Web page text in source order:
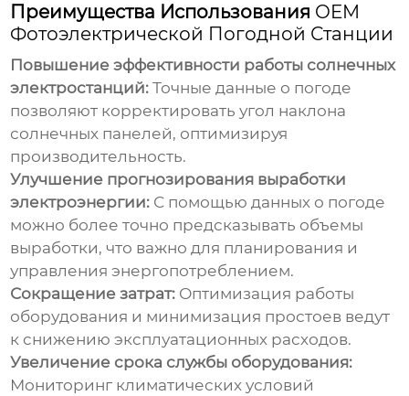
Преимущества Использования OEM
Фотоэлектрической Погодной Станции
Повышение эффективности работы солнечных
электростанций: Точные данные о погоде
позволяют корректировать угол наклона
солнечных панелей, оптимизируя
производительность.
Улучшение прогнозирования выработки
электроэнергии: С помощью данных о погоде
можно более точно предсказывать объемы
выработки, что важно для планирования и
управления энергопотреблением.
Сокращение затрат: Оптимизация работы
оборудования и минимизация простоев ведут
к снижению эксплуатационных расходов.
Увеличение срока службы оборудования:
Мониторинг климатических условий